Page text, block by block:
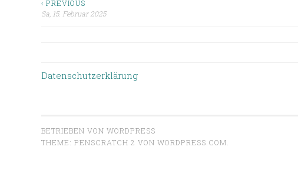
‹ PREVIOUS
Sa, 15. Februar 2025
Datenschutzerklärung
BETRIEBEN VON WORDPRESS
THEME: PENSCRATCH 2 VON WORDPRESS.COM